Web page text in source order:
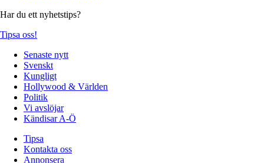
Har du ett nyhetstips?
Tipsa oss!
Senaste nytt
Svenskt
Kungligt
Hollywood & Världen
Politik
Vi avslöjar
Kändisar A-Ö
Tipsa
Kontakta oss
Annonsera